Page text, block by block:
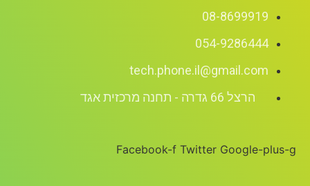
08-8699919
054-9286444
tech.phone.il@gmail.com
הרצל 66 גדרה - תחנה מרכזית אגד
Facebook-f Twitter Google-